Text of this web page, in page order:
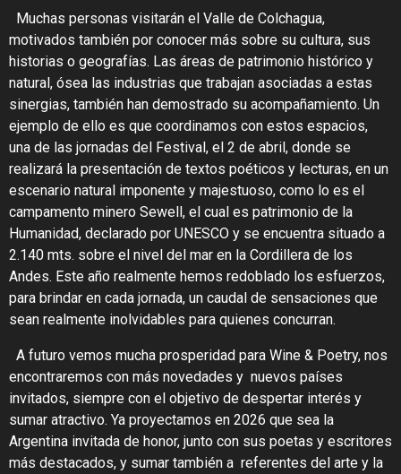
Muchas personas visitarán el Valle de Colchagua,
motivados también por conocer más sobre su cultura, sus
historias o geografías. Las áreas de patrimonio histórico y
natural, ósea las industrias que trabajan asociadas a estas
sinergias, también han demostrado su acompañamiento. Un
ejemplo de ello es que coordinamos con estos espacios,
una de las jornadas del Festival, el 2 de abril, donde se
realizará la presentación de textos poéticos y lecturas, en un
escenario natural imponente y majestuoso, como lo es el
campamento minero Sewell, el cual es patrimonio de la
Humanidad, declarado por UNESCO y se encuentra situado a
2.140 mts. sobre el nivel del mar en la Cordillera de los
Andes. Este año realmente hemos redoblado los esfuerzos,
para brindar en cada jornada, un caudal de sensaciones que
sean realmente inolvidables para quienes concurran.
A futuro vemos mucha prosperidad para Wine & Poetry, nos
encontraremos con más novedades y nuevos países
invitados, siempre con el objetivo de despertar interés y
sumar atractivo. Ya proyectamos en 2026 que sea la
Argentina invitada de honor, junto con sus poetas y escritores
más destacados, y sumar también a referentes del arte y la